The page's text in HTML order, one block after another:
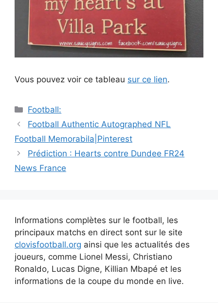
Vous pouvez voir ce tableau sur ce lien.
Catégories
Football:
Navigation
des
Football Authentic Autographed NFL
Football Memorabila|Pinterest
Prédiction : Hearts contre Dundee FR24
News France
Informations complètes sur le football, les
principaux matchs en direct sont sur le site
clovisfootball.org ainsi que les actualités des
joueurs, comme Lionel Messi, Christiano
Ronaldo, Lucas Digne, Killian Mbapé et les
informations de la coupe du monde en live.